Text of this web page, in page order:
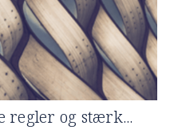
regler og stærk...